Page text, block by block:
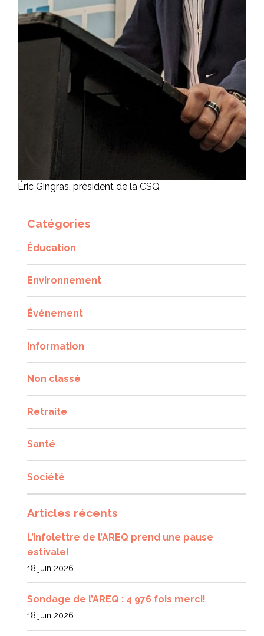
Éric Gingras, président de la CSQ
Catégories
Éducation
Environnement
Événement
Information
Non classé
Retraite
Santé
Société
Articles récents
L’infolettre de l’AREQ prend une pause
estivale!
18 juin 2026
Sondage de l’AREQ : 4 976 fois merci!
18 juin 2026